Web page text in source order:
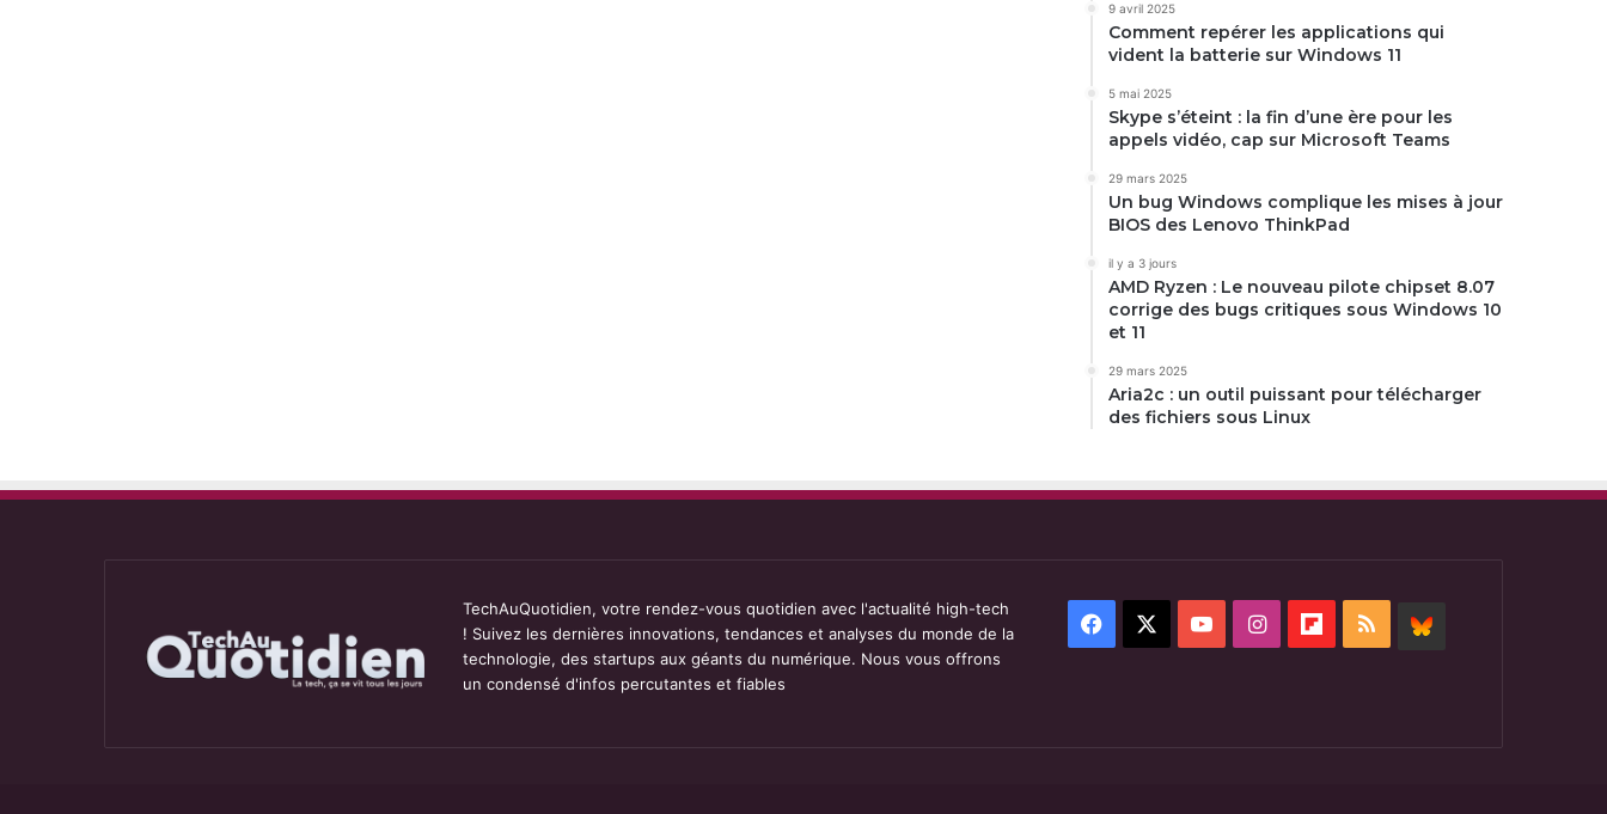
9 avril 2025
Comment repérer les applications qui
vident la batterie sur Windows 11
5 mai 2025
Skype s’éteint : la fin d’une ère pour les
appels vidéo, cap sur Microsoft Teams
29 mars 2025
Un bug Windows complique les mises à jour
BIOS des Lenovo ThinkPad
il y a 3 jours
AMD Ryzen : Le nouveau pilote chipset 8.07
corrige des bugs critiques sous Windows 10
et 11
29 mars 2025
Aria2c : un outil puissant pour télécharger
des fichiers sous Linux
TechAuQuotidien, votre rendez-vous quotidien avec l'actualité high-tech
! Suivez les dernières innovations, tendances et analyses du monde de la
technologie, des startups aux géants du numérique. Nous vous offrons
un condensé d'infos percutantes et fiables
Facebook YouTubeInstagramFlipboard
RSS